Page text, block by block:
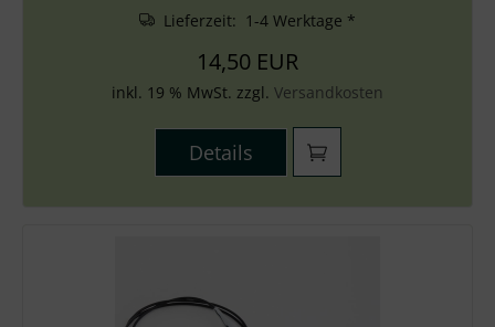
Lieferzeit: 1-4 Werktage *
14,50 EUR
inkl. 19 % MwSt. zzgl. Versandkosten
Details